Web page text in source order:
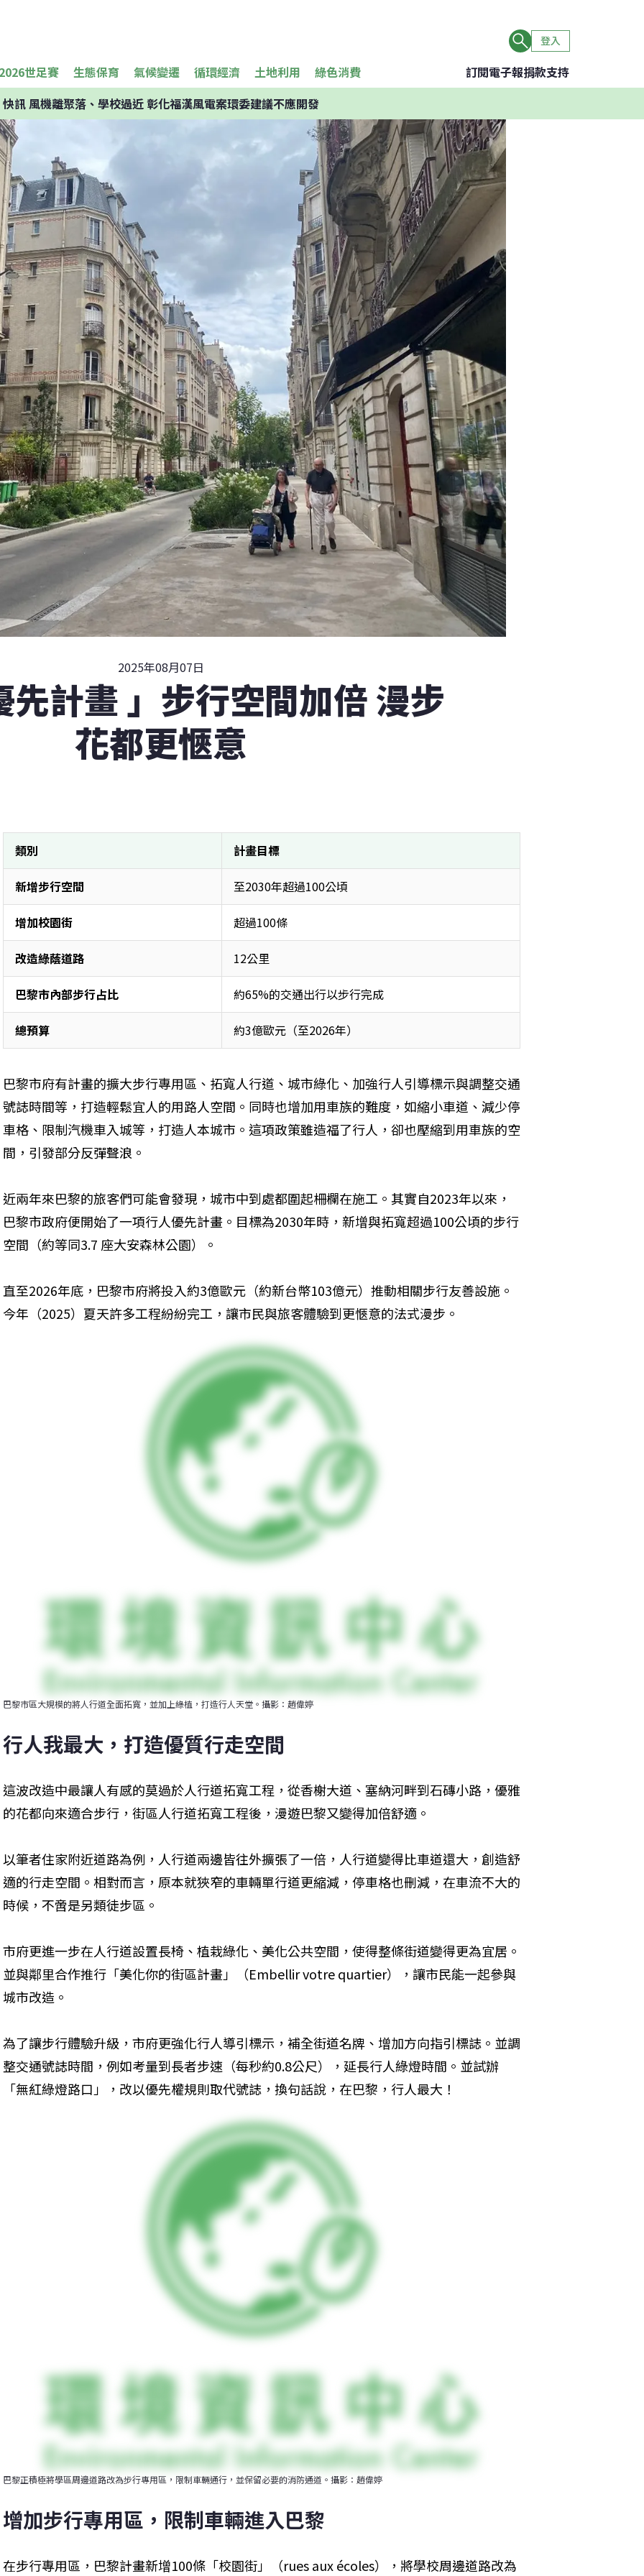
登入
世足賽 生態保育 氣候變遷 循環經濟 土地利用 綠色消費 訂閱電子報捐款支持
快訊風機離聚落、學校過近 彰化福漢風電案環委建議不應開發
2025年08月07日
先計畫 」步行空間加倍 漫步
花都更愜意
類別 計畫目標
新增步行空間 至2030年超過100公頃
增加校園街 超過100條
改造綠蔭道路 12公里
巴黎市內部步行占比 約65%的交通出行以步行完成
總預算 約3億歐元（至2026年）
巴黎市府有計畫的擴大步行專用區、拓寬人行道、城市綠化、加強行人引導標示與調整交通
號誌時間等，打造輕鬆宜人的用路人空間。同時也增加用車族的難度，如縮小車道、減少停
車格、限制汽機車入城等，打造人本城市。這項政策雖造福了行人，卻也壓縮到用車族的空
間，引發部分反彈聲浪。
近兩年來巴黎的旅客們可能會發現，城市中到處都圍起柵欄在施工。其實自2023年以來，
巴黎市政府便開始了一項行人優先計畫。目標為2030年時，新增與拓寬超過100公頃的步行
空間（約等同3.7 座大安森林公園）。
直至2026年底，巴黎市府將投入約3億歐元（約新台幣103億元）推動相關步行友善設施。
今年（2025）夏天許多工程紛紛完工，讓市民與旅客體驗到更愜意的法式漫步。
巴黎市區大規模的將人行道全面拓寬，並加上綠植，打造行人天堂。攝影：趙偉婷
行人我最大，打造優質行走空間
這波改造中最讓人有感的莫過於人行道拓寬工程，從香榭大道、塞納河畔到石磚小路，優雅
的花都向來適合步行，街區人行道拓寬工程後，漫遊巴黎又變得加倍舒適。
以筆者住家附近道路為例，人行道兩邊皆往外擴張了一倍，人行道變得比車道還大，創造舒
適的行走空間。相對而言，原本就狹窄的車輛單行道更縮減，停車格也刪減，在車流不大的
時候，不啻是另類徒步區。
市府更進一步在人行道設置長椅、植栽綠化、美化公共空間，使得整條街道變得更為宜居。
並與鄰里合作推行「美化你的街區計畫」（Embellir votre quartier），讓市民能一起參與
城市改造。
為了讓步行體驗升級，市府更強化行人導引標示，補全街道名牌、增加方向指引標誌。並調
整交通號誌時間，例如考量到長者步速（每秒約0.8公尺），延長行人綠燈時間。並試辦
「無紅綠燈路口」，改以優先權規則取代號誌，換句話說，在巴黎，行人最大！
巴黎正積極將學區周邊道路改為步行專用區，限制車輛通行，並保留必要的消防通道。攝影：趙偉婷
增加步行專用區，限制車輛進入巴黎
在步行專用區，巴黎計畫新增100條「校園街」（rues aux écoles），將學校周邊道路改為